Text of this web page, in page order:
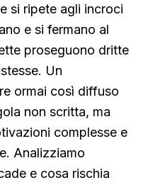
si ripete agli incroci
e si fermano al
proseguono dritte
Un
ormai così diffuso
non scritta, ma
complesse e
Analizziamo
e cosa rischia